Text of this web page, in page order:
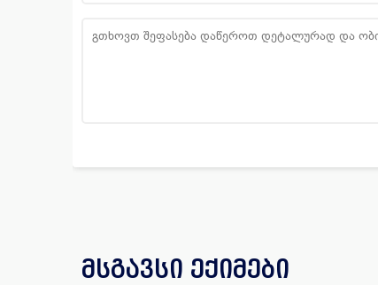
მსგავსი ექიმები